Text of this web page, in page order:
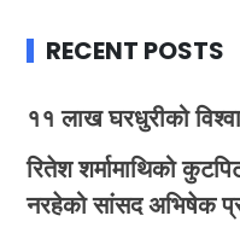
RECENT POSTS
११ लाख घरधुरीको
रितेश शर्मामाथिको
नरहेको सांसद अभिषेक